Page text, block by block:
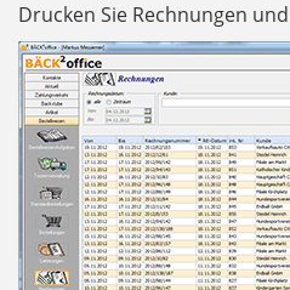
Drucken Sie Rechnungen